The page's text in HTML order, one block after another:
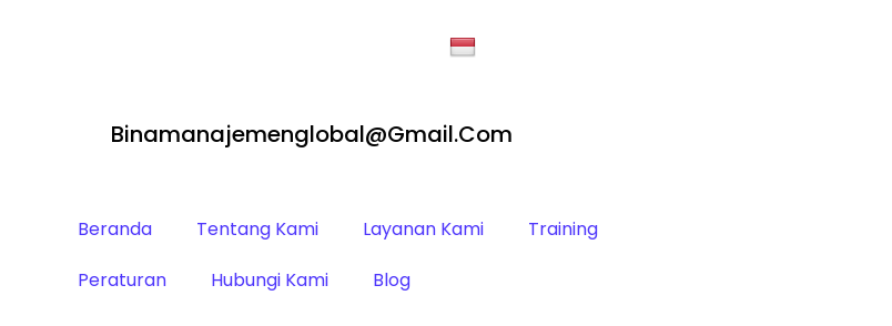
Binamanajemenglobal@gmail.com
Beranda Tentang Kami Layanan Kami
Training
Peraturan
Hubungi Kami Blog